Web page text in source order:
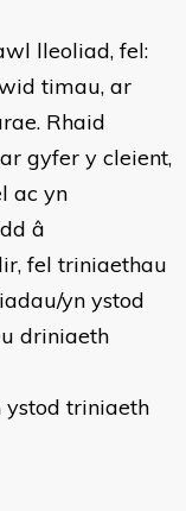
lleoliad, fel:
timau, ar
Rhaid
gyfer y cleient,
ac yn
â
fel triniaethau
yn ystod
driniaeth
ystod triniaeth